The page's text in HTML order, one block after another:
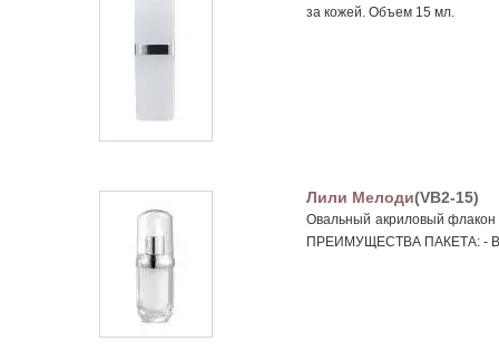
за кожей. Объем 15 мл.
Лили Мелоди(VB2-15)
Овальный акриловый
ПРЕИМУЩЕСТВА ПАКЕТА: -